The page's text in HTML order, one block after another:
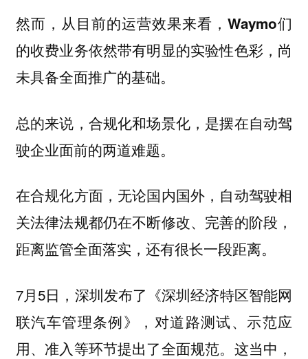
然而，从目前的运营效果来看，Waymo们
的收费业务依然带有明显的实验性色彩，尚
未具备全面推广的基础。
总的来说，合规化和场景化，是摆在自动驾
驶企业面前的两道难题。
在合规化方面，无论国内国外，自动驾驶相
关法律法规都仍在不断修改、完善的阶段，
距离监管全面落实，还有很长一段距离。
7月5日，深圳发布了《深圳经济特区智能网
联汽车管理条例》，对道路测试、示范应
用、准入等环节提出了全面规范。这当中，